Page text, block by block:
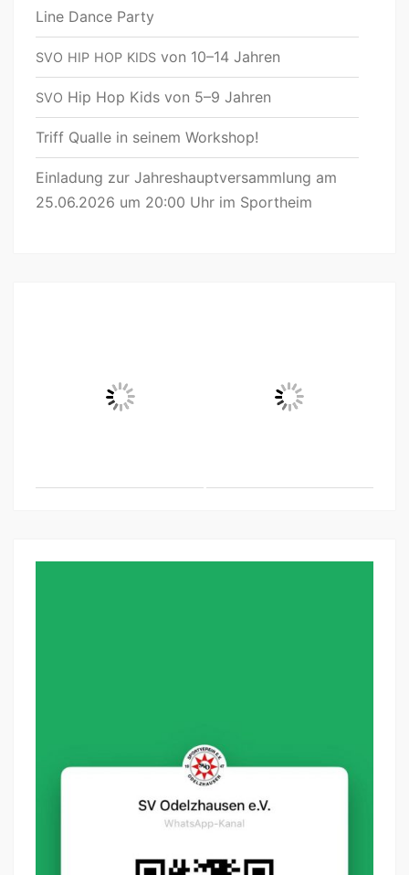
Line Dance Party
SVO HIP HOP KIDS von 10–14 Jahren
SVO Hip Hop Kids von 5–9 Jahren
Triff Qualle in seinem Workshop!
Einladung zur Jahreshauptversammlung am
25.06.2026 um 20:00 Uhr im Sportheim